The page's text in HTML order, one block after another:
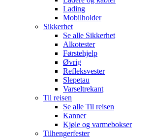
Lading
Mobilholder
Sikkerhet
Se alle Sikkerhet
Alkotester
Førstehjelp
Øvrig
Refleksvester
Slepetau
Varseltrekant
Til reisen
Se alle Til reisen
Kanner
Kjøle og varmebokser
Tilhengerfester